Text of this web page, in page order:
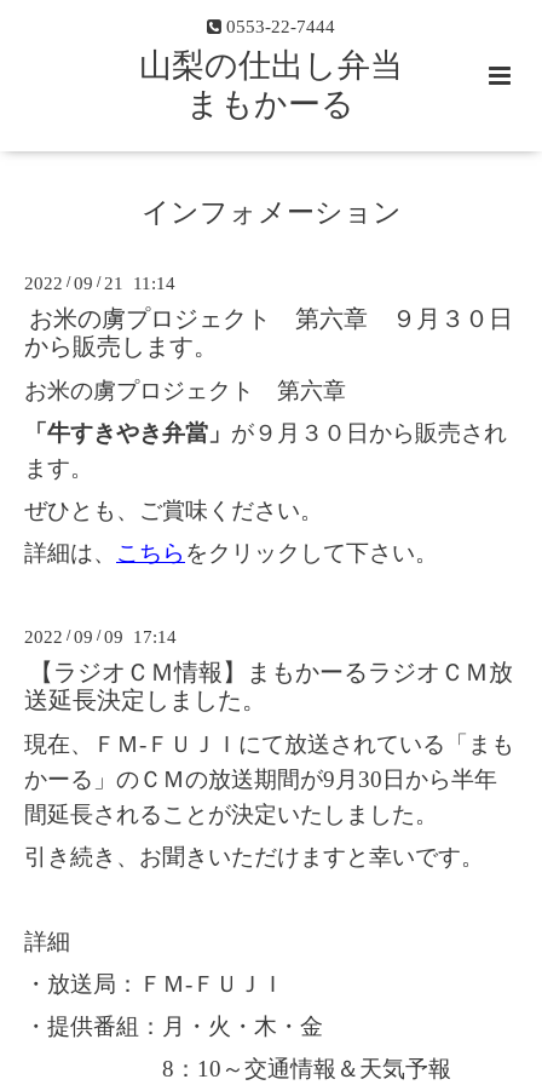
0553-22-7444
山梨の仕出し弁当
まもかーる
インフォメーション
2022 /09 / 21 11:14
お米の虜プロジェクト 第六章 ９月３０日
から販売します。
お米の虜プロジェクト 第六章
「牛すきやき弁當」 が９月３０日から販売され
ます。
ぜひとも、ご賞味ください。
詳細は、 こちら をクリックして下さい。
2022 /09 /09 17:14
【ラジオＣＭ情報】まもかーるラジオＣＭ放
送延長決定しました。
現在、ＦＭ-ＦＵＪＩにて放送されている「まも
かーる」のＣＭの放送期間が9月30日から半年
間延長されることが決定いたしました。
引き続き、お聞きいただけますと幸いです。
詳細
・放送局：ＦＭ-ＦＵＪＩ
・提供番組：月・火・木・金
8：10～交通情報＆天気予報